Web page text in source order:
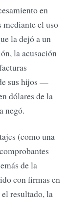
en
mediante el uso
la dejó a un
la acusación
sus hijos —
dólares de la
negó.
(como una
de la
con firmas en
resultado, la